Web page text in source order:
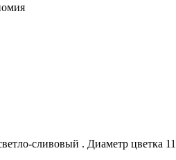
сливовый . Диаметр цветка